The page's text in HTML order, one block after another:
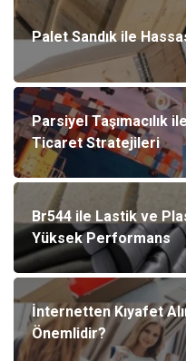
Palet Sandık ile
Parsiyel Taşımacılık
Ticaret Stratejileri
Br544 ile Lastik ve
Yüksek Performans
İnternetten Kıyafet
Önemlidir?